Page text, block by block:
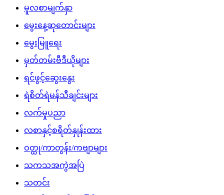
မူလစာမျက်နှာ
မွေးနေ့ဆုတောင်းများ
မွေးမြူရေး
မှတ်တမ်းဗီဒီယိုများ
ရင်ဖွင့်ဆွေးနွေး
ရဲစိတ်ရဲမန်သီချင်းများ
လက်မှုပညာ
လစာနှင့်စရိတ်နှုန်းထား
ဝတ္ထု/ကာတွန်း/ကဗျာများ
သကသအကွဲအပြဲ
သတင်း